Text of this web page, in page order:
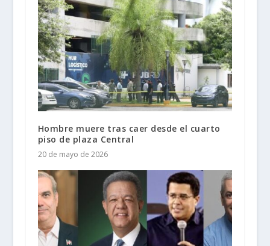
Hombre muere tras caer desde el cuarto
piso de plaza Central
20 de mayo de 2026